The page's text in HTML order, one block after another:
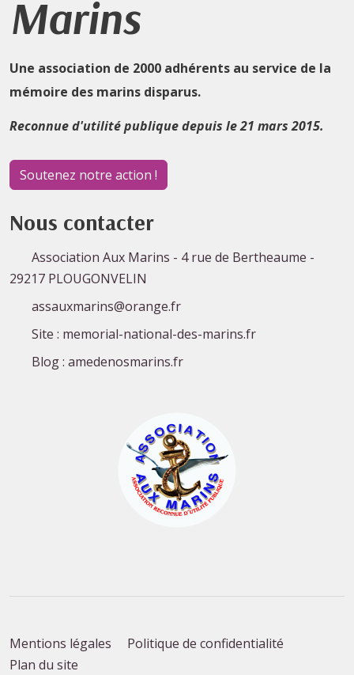
Marins
Une association de 2000 adhérents au service de la
mémoire des marins disparus.
Reconnue d'utilité publique depuis le 21 mars 2015.
Soutenez notre action !
Nous contacter
Association Aux Marins - 4 rue de Bertheaume -
29217 PLOUGONVELIN
assauxmarins@orange.fr
Site : memorial-national-des-marins.fr
Blog : amedenosmarins.fr
Mentions légales
Politique de confidentialité
Plan du site